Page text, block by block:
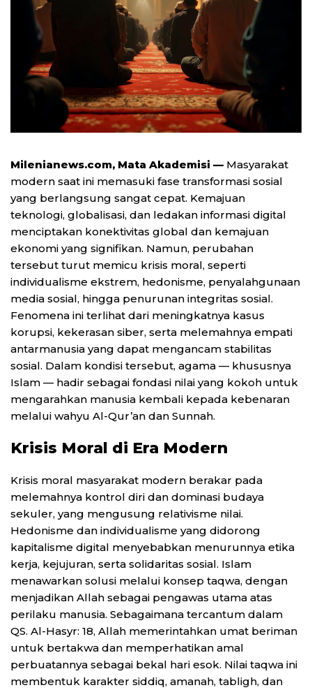
Milenianews.com, Mata Akademisi — Masyarakat
modern saat ini memasuki fase transformasi sosial
yang berlangsung sangat cepat. Kemajuan
teknologi, globalisasi, dan ledakan informasi digital
menciptakan konektivitas global dan kemajuan
ekonomi yang signifikan. Namun, perubahan
tersebut turut memicu krisis moral, seperti
individualisme ekstrem, hedonisme, penyalahgunaan
media sosial, hingga penurunan integritas sosial.
Fenomena ini terlihat dari meningkatnya kasus
korupsi, kekerasan siber, serta melemahnya empati
antarmanusia yang dapat mengancam stabilitas
sosial. Dalam kondisi tersebut, agama — khususnya
Islam — hadir sebagai fondasi nilai yang kokoh untuk
mengarahkan manusia kembali kepada kebenaran
melalui wahyu Al-Qur’an dan Sunnah.
Krisis Moral di Era Modern
Krisis moral masyarakat modern berakar pada
melemahnya kontrol diri dan dominasi budaya
sekuler, yang mengusung relativisme nilai.
Hedonisme dan individualisme yang didorong
kapitalisme digital menyebabkan menurunnya etika
kerja, kejujuran, serta solidaritas sosial. Islam
menawarkan solusi melalui konsep taqwa, dengan
menjadikan Allah sebagai pengawas utama atas
perilaku manusia. Sebagaimana tercantum dalam
QS. Al-Hasyr: 18, Allah memerintahkan umat beriman
untuk bertakwa dan memperhatikan amal
perbuatannya sebagai bekal hari esok. Nilai taqwa ini
membentuk karakter siddiq, amanah, tabligh, dan